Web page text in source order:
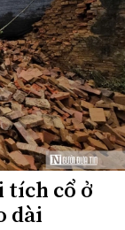
tích cổ ở
dài